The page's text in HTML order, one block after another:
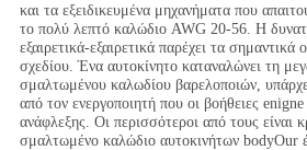
και τα εξειδικευμένα μηχανήματα που
το πολύ λεπτό καλώδιο AWG 20-56. Η
εξαιρετικά-εξαιρετικά παρέχει τα σημαντικά
σχεδίου. Ένα αυτοκίνητο καταναλώνει τη
σμαλτωμένου καλωδίου βαρελοποιών,
από τον ενεργοποιητή που οι βοήθειες
ανάφλεξης. Οι περισσότεροι από τους είναι
σμαλτωμένο καλώδιο αυτοκινήτων bodyOur